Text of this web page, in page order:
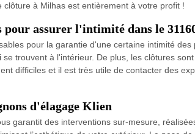
clôture à Milhas est entièrement à votre profit !
assurer l'intimité dans le
pour la garantie d'une certaine intimité
trouvent à l'intérieur. De plus, les clôtures
difficiles et il est très utile de contacter des
d'élagage Klien
garantit des interventions sur-mesure,